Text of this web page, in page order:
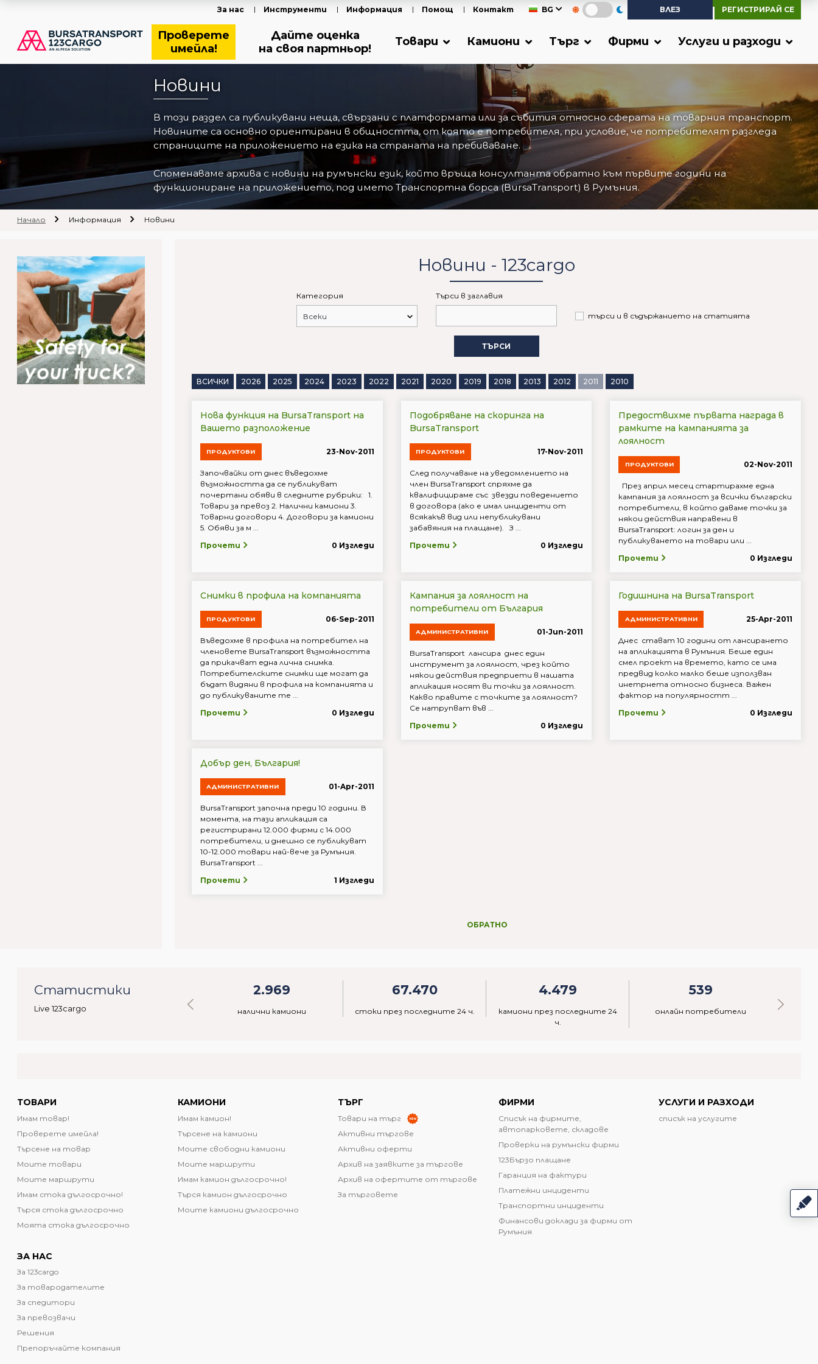
ВЛЕЗ
РЕГИСТРИРАЙ СЕ
BG
За нас Инструменти Информация Помощ Контакт
Проверете
имейла!
Дайте оценка
на своя партньор!
Товари Камиони Търг Фирми Услуги и разходи
Новини
В този раздел са публикувани неща, свързани с платформата или за събития относно сферата на товарния транспорт.
Новините са основно ориентирани в общността, от която е потребителя, при условие, че потребителят разгледа
страниците на приложението на езика на страната на пребиваване.
Споменаваме архива с новини на румънски език, който връща консултанта обратно към първите години на
функциониране на приложението, под името Транспортна борса (BursaTransport) в Румъния.
Начало Информация Новини
Новини - 123cargo
Категория Търси в заглавия
търси и в съдържанието на статията
ТЪРСИ
ВСИЧКИ 2026 2025 2024 2023 2022 2021 2020 2019 2018 2013 2012 2011 2010
Нова функция на BursaTransport на
Вашето разположение
ПРОДУКТОВИ 23-Nov-2011
Започвайки от днес въведохме
възможността да се публикуват
почертани обяви в следните рубрики: 1.
Товари за превоз 2. Налични камиони 3.
Товарни договори 4. Договори за камиони
5. Обяви за м ...
Прочети
0 Изгледи
Подобряване на скоринга на
BursaTransport
ПРОДУКТОВИ 17-Nov-2011
След получаване на уведомлението на
член BursaTransport спряхме да
квалифицираме със звезди поведението
в договора (ако е имал инциденти от
всякакъв вид или непубликувани
забавяния на плащане). З ...
Прочети
0 Изгледи
Предоствихме първата награда в
рамките на кампанията за
лоялност
ПРОДУКТОВИ 02-Nov-2011
През април месец стартирахме една
кампания за лоялност за всички български
потребители, в който даваме точки за
някои действия направени в
BursaTransport: логин за ден и
публикуването на товари или ...
Прочети
0 Изгледи
Снимки в профила на компанията
ПРОДУКТОВИ 06-Sep-2011
Въведохме в профила на потребител на
членовете BursaTransport възможността
да прикачват една лична снимка.
Потребителските снимки ще могат да
бъдат видяни в профила на компанията и
до публикуваните те ...
Прочети
0 Изгледи
Кампания за лоялност на
потребители от България
АДМИНИСТРАТИВНИ 01-Jun-2011
BursaTransport лансира днес един
инструмент за лоялност, чрез който
някои действия предприети в нашата
апликация носят ви точки за лоялност.
Какво правите с точките за лоялност?
Се натрупват във ...
Прочети
0 Изгледи
Годишнина на BursaTransport
АДМИНИСТРАТИВНИ 25-Apr-2011
Днес стават 10 години от лансирането
на апликацията в Румъния. Беше един
смел проект на времето, като се има
предвид колко малко беше използван
инетрнета относно бизнеса. Важен
фактор на популярностт ...
Прочети
0 Изгледи
Добър ден, България!
АДМИНИСТРАТИВНИ 01-Apr-2011
BursaTransport започна преди 10 години. В
момента, на тази апликация са
регистрирани 12.000 фирми с 14.000
потребители, и днешно се публикуват
10-12.000 товари най-вече за Румъния.
BursaTransport ...
Прочети
1 Изгледи
ОБРАТНО
Статистики
Live 123cargo
36.822 2.969
налични камиони
67.470
стоки през последните 24 ч.
4.479
камиони през последните 24
ч.
539
онлайн потребители
ТОВАРИ
Имам товар!
Проверете имейла!
Търсене на товар
Моите товари
Моите маршрути
Имам стока дългосрочно!
Търся стока дългосрочно
Моята стока дългосрочно
КАМИОНИ
Имам камион!
Търсене на камиони
Моите свободни камиони
Моите маршрути
Имам камион дългосрочно!
Търся камион дългосрочно
Моите камиони дългосрочно
ТЪРГ
Товари на търг
Активни търгове
Активни оферти
Архив на заявките за търгове
Архив на офертите от търгове
За търговете
ФИРМИ
Списък на фирмите,
автопарковете, складове
Проверки на румънски фирми
123Бързо плащане
Гаранция на фактури
Платежни инциденти
Транспортни инциденти
Финансови доклади за фирми от
Румъния
УСЛУГИ И РАЗХОДИ
списък на услугите
ЗА НАС
За 123cargo
За товародателите
За спедитори
За превозвачи
Решения
Препоръчайте компания